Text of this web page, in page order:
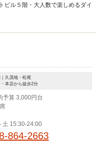
ル５階・大人数で楽しめるダイ
久茂地・松尾
本店から徒歩2分
予算 3,000円台
土 15:30-24:00
864-2663